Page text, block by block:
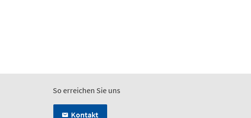
So erreichen Sie uns
Kontakt